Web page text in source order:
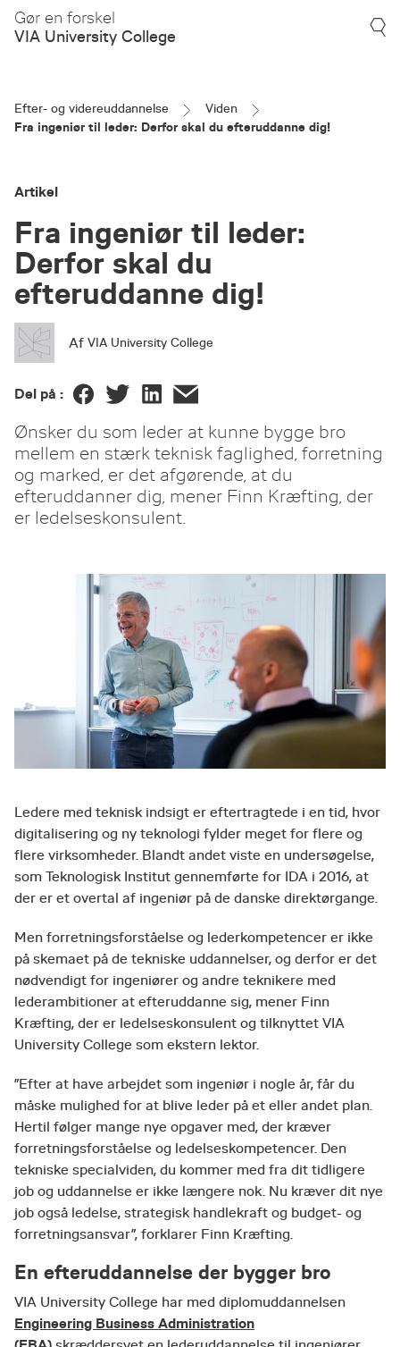
Gør en forskel
VIA University College
Efter- og videreuddannelse
Viden
Fra ingeniør til leder: Derfor skal du efteruddanne dig!
Artikel
Fra ingeniør til leder:
Derfor skal du
efteruddanne dig!
Af VIA University College
Del på :
Ønsker du som leder at kunne bygge bro
mellem en stærk teknisk faglighed, forretning
og marked, er det afgørende, at du
efteruddanner dig, mener Finn Kræfting, der
er ledelseskonsulent.
Ledere med teknisk indsigt er eftertragtede i en tid, hvor
digitalisering og ny teknologi fylder meget for flere og
flere virksomheder. Blandt andet viste en undersøgelse,
som Teknologisk Institut gennemførte for IDA i 2016, at
der er et overtal af ingeniør på de danske direktørgange.
Men forretningsforståelse og lederkompetencer er ikke
på skemaet på de tekniske uddannelser, og derfor er det
nødvendigt for ingeniører og andre teknikere med
lederambitioner at efteruddanne sig, mener Finn
Kræfting, der er ledelseskonsulent og tilknyttet VIA
University College som ekstern lektor.
”Efter at have arbejdet som ingeniør i nogle år, får du
måske mulighed for at blive leder på et eller andet plan.
Hertil følger mange nye opgaver med, der kræver
forretningsforståelse og ledelseskompetencer. Den
tekniske specialviden, du kommer med fra dit tidligere
job og uddannelse er ikke længere nok. Nu kræver dit nye
job også ledelse, strategisk handlekraft og budget- og
forretningsansvar”, forklarer Finn Kræfting.
En efteruddannelse der bygger bro
VIA University College har med diplomuddannelsen
Engineering Business Administration